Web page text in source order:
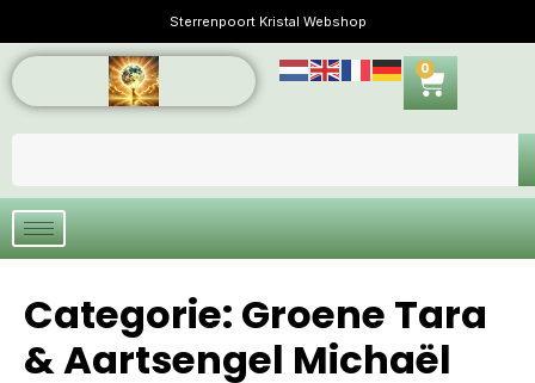
Sterrenpoort Kristal Webshop
0
Categorie: Groene Tara
& Aartsengel Michaël